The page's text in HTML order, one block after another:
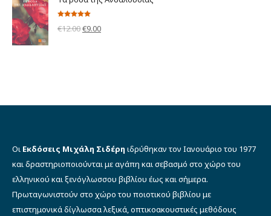
€12.00.
€9.00.
με5.00από 5
€12.00Original
€9.00Η
Οι Εκδόσεις Μιχάλη Σιδέρη ιδρύθηκαν τον Ιανουάριο του 1977
και δραστηριοποιούνται με αγάπη και σεβασμό στο χώρο του
ελληνικού και ξενόγλωσσου βιβλίου έως και σήμερα.
Πρωταγωνιστούν στο χώρο του ποιοτικού βιβλίου με
επιστημονικά δίγλωσσα λεξικά, οπτικοακουστικές μεθόδους